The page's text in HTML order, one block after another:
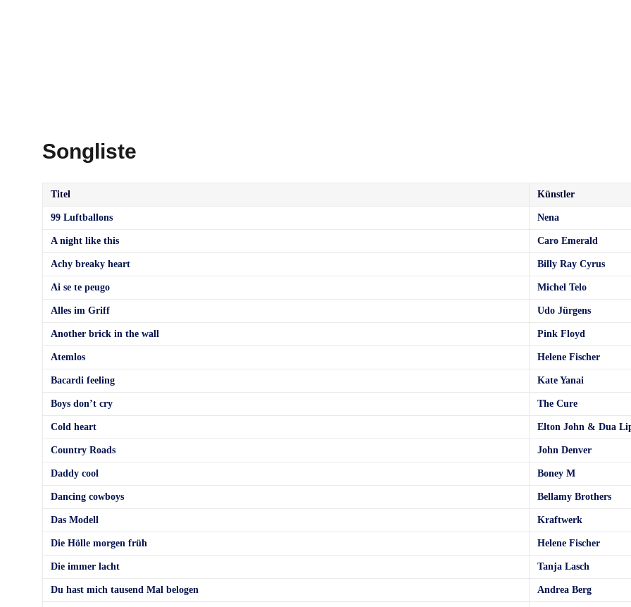
Songliste
Titel Künstler
99 Luftballons Nena
A night like this Caro Emerald
Achy breaky heart Billy Ray Cyrus
Ai se te peugo Michel Telo
Alles im Griff Udo Jürgens
Another brick in the wall Pink Floyd
Atemlos Helene Fischer
Bacardi feeling Kate Yanai
Boys don’t cry The Cure
Cold heart Elton John & Dua
Country Roads John Denver
Daddy cool Boney M
Dancing cowboys Bellamy Brothers
Das Modell Kraftwerk
Die Hölle morgen früh Helene Fischer
Die immer lacht Tanja Lasch
Du hast mich tausend Mal belogen Andrea Berg